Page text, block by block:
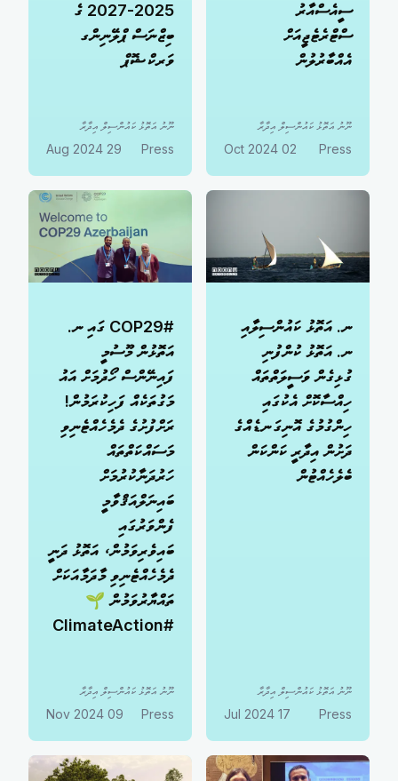
ސީއެސްއާރު
ސްޓްރެޓެޖީއަށް
އެއްބާރުލުން
ނޫނު އަތޮޅު ކައުންސިލް އިދާރާ
Press
02 Oct 2024
2025-2027 ގެ
ބިޒްނަސް ޕްލޭނިންގ
ވަރކްޝޮޕް
ނޫނު އަތޮޅު ކައުންސިލް އިދާރާ
Press
29 Aug 2024
ނ. އަތޮޅު ކައުންސިލާއި
ނ. އަތޮޅު ކުންފުނި
ގުޅިގެން ވަސީލަތްތައް
ހިއްސާކޮށް އެކުގައި
ހިންގުމުގެ އޮނިގަނޑެއްގެ
ދަށުން އިދާރީ ކަންކަން
ބެލެހެއްޓުން
ނޫނު އަތޮޅު ކައުންސިލް އިދާރާ
Press
17 Jul 2024
#COP29 ގައި ނ.
އަތޮޅުން މޫސުމީ
ފައިނޭންސް ހޯދުމަށް އައު
މަގުތަކެއް ފަހިކުރަމުން!
ރަށްފުށުގެ ދެމެހެއްޓެނިވި
މަސައްކަތްތައް
ހަރުދަނާކުރުމަށް
ބައިނަލްއަޤްވާމީ
ފެންވަރުގައި
ބައިވެރިވަމުން، އަތޮޅު ދަނީ
ދެމެހެއްޓެނިވި މާދަމާއަކަށް
ތައްޔާރުވަމުން 🌱
#ClimateAction
ނޫނު އަތޮޅު ކައުންސިލް އިދާރާ
Press
09 Nov 2024